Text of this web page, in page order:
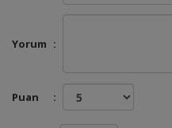
Yorum :
Puan :